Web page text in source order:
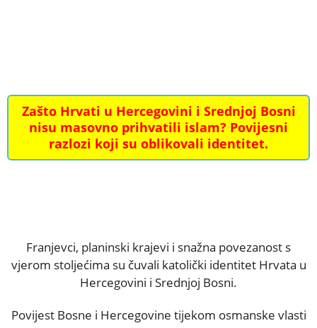
Zašto Hrvati u Hercegovini i Srednjoj Bosni
nisu masovno prihvatili islam? Povijesni
razlozi koji su oblikovali identitet.
Franjevci, planinski krajevi i snažna povezanost s
vjerom stoljećima su čuvali katolički identitet Hrvata u
Hercegovini i Srednjoj Bosni.
Povijest Bosne i Hercegovine tijekom osmanske vlasti